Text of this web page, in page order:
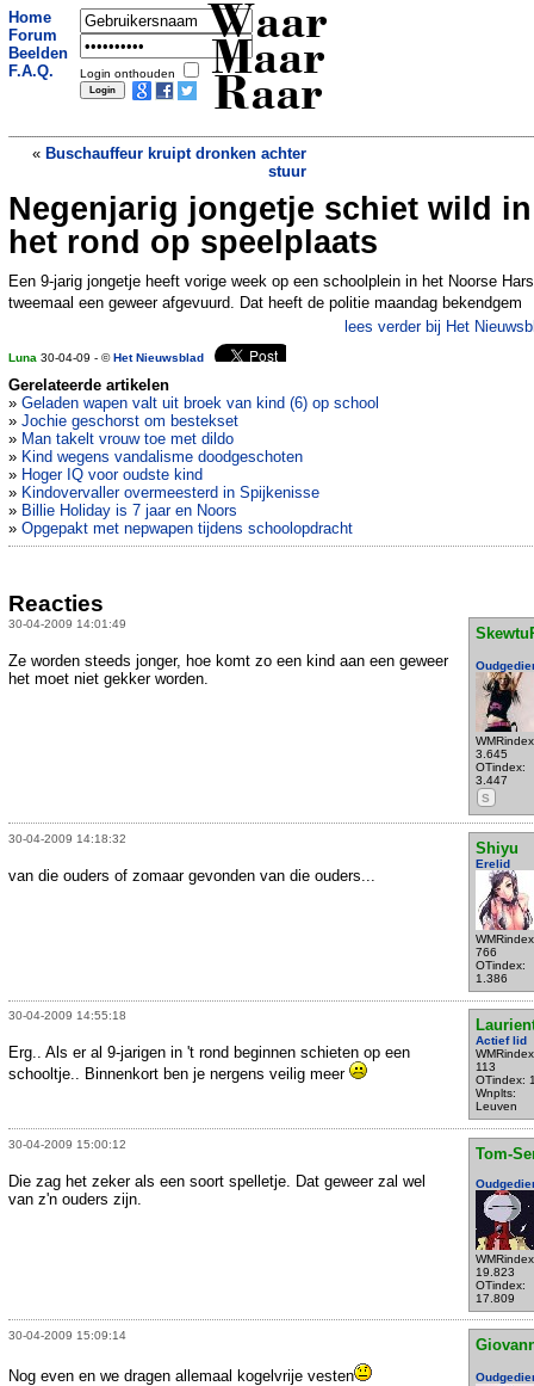
Home
Forum
Beelden
F.A.Q.
Login onthouden
Waar
Maar
Raar
« Buschauffeur kruipt dronken achter
stuur
Kosters met uitsterven bedreigd»
Negenjarig jongetje schiet wild in
het rond op speelplaats
Een 9-jarig jongetje heeft vorige week op een schoolplein in het Noorse
tweemaal een geweer afgevuurd. Dat heeft de politie maandag bekendgem
lees verder bij Het
Luna 30-04-09 - ©Het Nieuwsblad
Gerelateerde artikelen
» Geladen wapen valt uit broek van kind (6) op school
» Jochie geschorst om bestekset
» Man takelt vrouw toe met dildo
» Kind wegens vandalisme doodgeschoten
» Hoger IQ voor oudste kind
» Kindovervaller overmeesterd in Spijkenisse
» Billie Holiday is 7 jaar en Noors
» Opgepakt met nepwapen tijdens schoolopdracht
Reacties
30-04-2009 14:01:49
3.645
OTindex:
3.447
S
Ze worden steeds jonger, hoe komt zo een kind aan een geweer
het moet niet gekker worden.
30-04-2009 14:18:32
Shiyu
Erelid
766
OTindex:
1.386
van die ouders of zomaar gevonden van die ouders...
30-04-2009 14:55:18
Actief lid
113
OTindex:
Wnplts:
Leuven
Erg.. Als er al 9-jarigen in 't rond beginnen schieten op een
schooltje.. Binnenkort ben je nergens veilig meer
30-04-2009 15:00:12
Tom-
19.823
OTindex:
17.809
Die zag het zeker als een soort spelletje. Dat geweer zal wel
van z'n ouders zijn.
30-04-2009 15:09:14
Nog even en we dragen allemaal kogelvrije vesten